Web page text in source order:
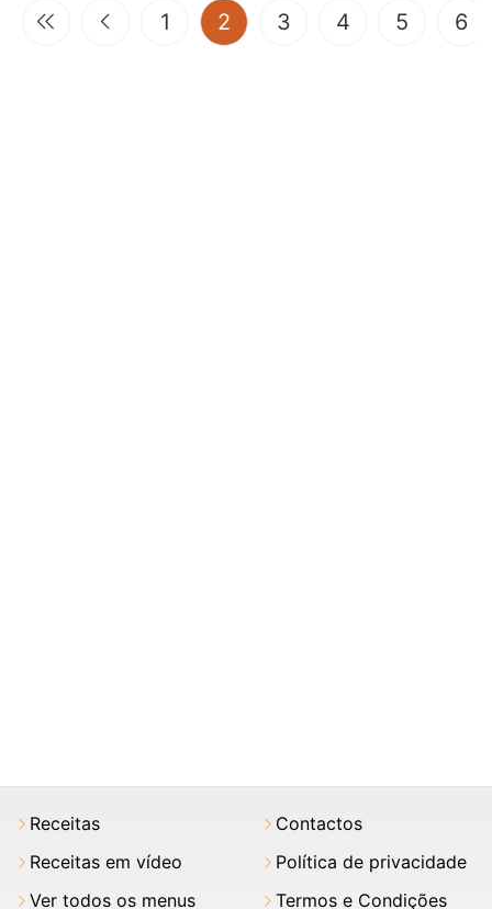
1 2 (current)
3 4 5 6
Receitas
Receitas em vídeo
Ver todos os menus
Contactos
Política de privacidade
Termos e Condições